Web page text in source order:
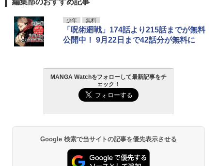
編集部のおすすめ記事
少年 無料
「呪術廻戦」174話より215話までが無料
公開中！ 9月22日まで42話分が無料に
MANGA Watchをフォローして最新記事をチ
ェック！
Google 検索で当サイトの記事を優先表示させる